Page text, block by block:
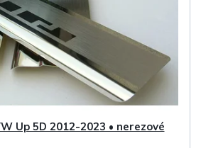
Up 5D 2012-2023 • nerezové